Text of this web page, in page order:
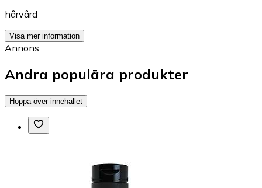
hårvård
Visa mer information
Annons
Andra populära produkter
Hoppa över innehållet